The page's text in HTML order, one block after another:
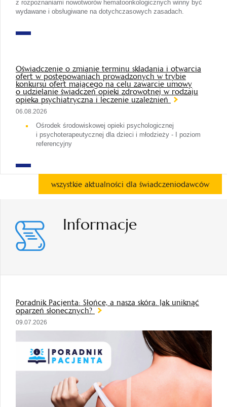
z rozpoznaniami nowotworów hematoonkologicznych winny być
wydawane i obsługiwane na dotychczasowych zasadach.
Oświadczenie o zmianie terminu składania i otwarcia
ofert w postępowaniach prowadzonych w trybie
konkursu ofert mającego na celu zawarcie umowy
o udzielanie świadczeń opieki zdrowotnej w rodzaju
opieka psychiatryczna i leczenie uzależnień
06.08.2026
Ośrodek środowiskowej opieki psychologicznej
i psychoterapeutycznej dla dzieci i młodzieży - I poziom
referencyjny
wszystkie aktualności dla świadczeniodawców
Informacje
Poradnik Pacjenta: Słońce, a nasza skóra. Jak uniknąć
oparzeń słonecznych?
09.07.2026